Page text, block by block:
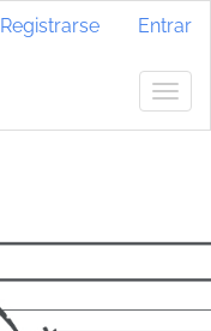
Registrarse Entrar